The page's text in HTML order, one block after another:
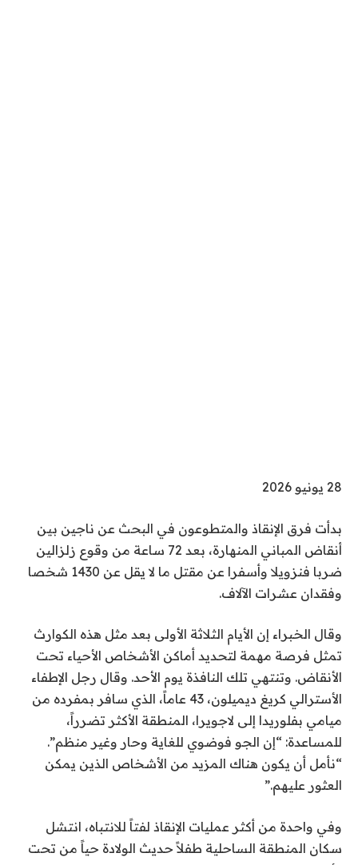
ت
ا
ل
ن
ش
ب
ت
ا
ر
ي
خ
2
8
و
ن
28 يونيو 2026
بدأت فرق الإنقاذ والمتطوعون في البحث عن ناجين بين
أنقاض المباني المنهارة، بعد 72 ساعة من وقوع زلزالين
ضربا فنزويلا وأسفرا عن مقتل ما لا يقل عن 1430 شخصا
وفقدان عشرات الآلاف.
وقال الخبراء إن الأيام الثلاثة الأولى بعد مثل هذه الكوارث
تمثل فرصة مهمة لتحديد أماكن الأشخاص الأحياء تحت
الأنقاض. وتنتهي تلك النافذة يوم الأحد. وقال رجل الإطفاء
الأسترالي كريغ ديميلون، 43 عاماً، الذي سافر بمفرده من
ميامي بفلوريدا إلى لاجويرا، المنطقة الأكثر تضرراً،
للمساعدة: “إن الجو فوضوي للغاية وحار وغير منظم”.
“نأمل أن يكون هناك المزيد من الأشخاص الذين يمكن
العثور عليهم.”
وفي واحدة من أكثر عمليات الإنقاذ لفتاً للانتباه، انتشل
سكان المنطقة الساحلية طفلاً حديث الولادة حياً من تحت